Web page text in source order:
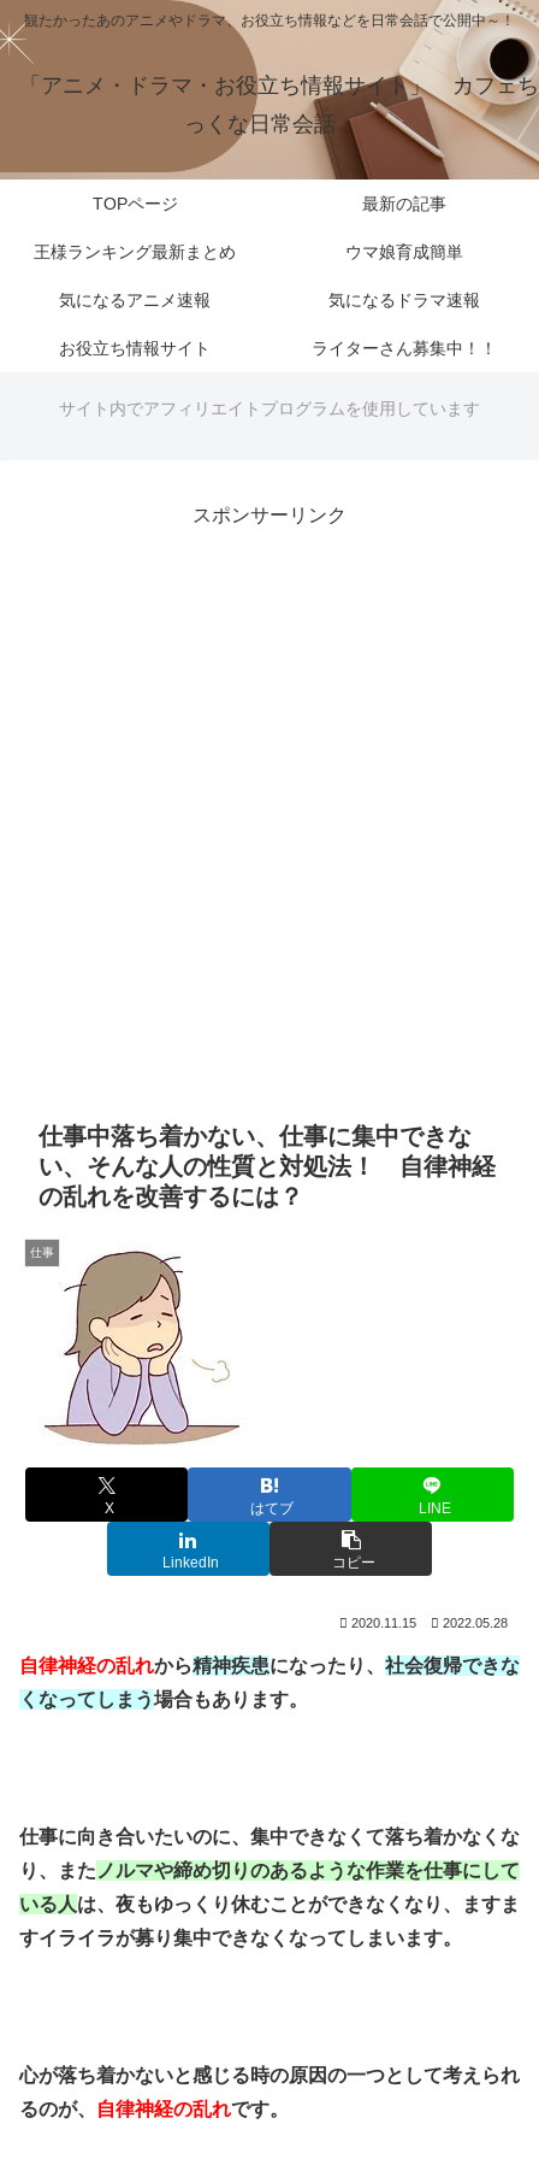
観たかったあのアニメやドラマ、お役立ち情報などを日常会話で公開中～！
「アニメ・ドラマ・お役立ち情報サイト」 カフェち
っくな日常会話
TOPページ 最新の記事
王様ランキング最新まとめ ウマ娘育成簡単
気になるアニメ速報 気になるドラマ速報
お役立ち情報サイト ライターさん募集中！！
サイト内でアフィリエイトプログラムを使用しています
スポンサーリンク
仕事中落ち着かない、仕事に集中できな
い、そんな人の性質と対処法！ 自律神経
の乱れを改善するには？
仕事
X はてブ LINE
LinkedIn コピー
2020.11.15 2022.05.28
自律神経の乱れから精神疾患になったり、 社会復帰できな
くなってしまう場合もあります。
仕事に向き合いたいのに、集中できなくて落ち着かなくな
り、また ノルマや締め切りのあるような作業を仕事にして
いる人は、夜もゆっくり休むことができなくなり、ますま
すイライラが募り集中できなくなってしまいます。
心が落ち着かないと感じる時の原因の一つとして考えられ
るのが、
自律神経の乱れです。